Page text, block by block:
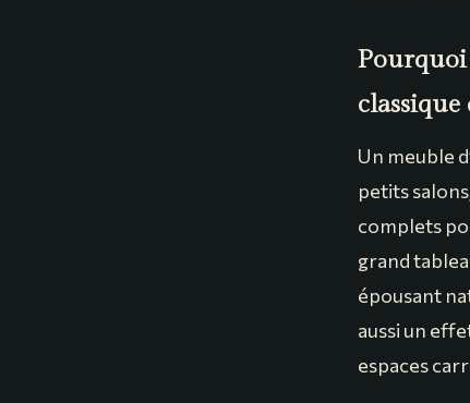
Pourquoi
Un meuble
petits
complets
grand
épousant
aussi un
espaces